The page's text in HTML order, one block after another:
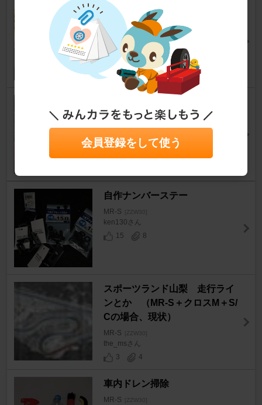
■軽量化可能なパーツまとめ+α
MR-S [ZZW30]
ヒライ＠MR-Sさん
45
22
MR-S [ZZW30]
きょんMR-Sさん
8
7
自作ナンバーステー
MR-S [ZZW30]
ken130さん
15
8
スポーツランド山梨 走行ライ
ンとか （MR-S＋クロスM＋S/
Cの場合、現状）
MR-S [ZZW30]
the_msさん
3
4
車内ドレン掃除
MR-S [ZZW30]
会員登録をして使う